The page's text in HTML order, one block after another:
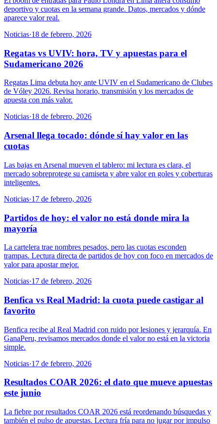
deportivo y cuotas en la semana grande. Datos, mercados y dónde
aparece valor real.
Noticias·18 de febrero, 2026
Regatas vs UVIV: hora, TV y apuestas para el
Sudamericano 2026
Regatas Lima debuta hoy ante UVIV en el Sudamericano de Clubes
de Vóley 2026. Revisa horario, transmisión y los mercados de
apuesta con más valor.
Noticias·18 de febrero, 2026
Arsenal llega tocado: dónde sí hay valor en las
cuotas
Las bajas en Arsenal mueven el tablero: mi lectura es clara, el
mercado sobreprotege su camiseta y abre valor en goles y coberturas
inteligentes.
Noticias·17 de febrero, 2026
Partidos de hoy: el valor no está donde mira la
mayoría
La cartelera trae nombres pesados, pero las cuotas esconden
trampas. Lectura directa de partidos de hoy con foco en mercados de
valor para apostar mejor.
Noticias·17 de febrero, 2026
Benfica vs Real Madrid: la cuota puede castigar al
favorito
Benfica recibe al Real Madrid con ruido por lesiones y jerarquía. En
GanaPeru, revisamos mercados donde el valor no está en la victoria
simple.
Noticias·17 de febrero, 2026
Resultados COAR 2026: el dato que mueve apuestas
este junio
La fiebre por resultados COAR 2026 está reordenando búsquedas y
también el pulso de apuestas. Lectura fría para no jugar por impulso